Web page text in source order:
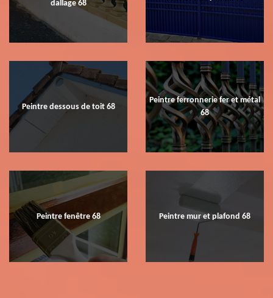
dallage 68
Peintre dessous de toit 68
Peintre ferronnerie fer et métal
68
Peintre fenêtre 68 Peintre mur et plafond 68